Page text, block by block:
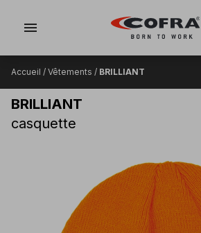
menu
Accueil / Vêtements / BRILLIANT
BRILLIANT
casquette